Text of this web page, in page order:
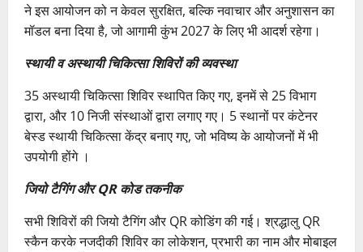
ने इस आयोजन को न केवल सुरक्षित, बल्कि नवाचार और अनुशासन का
मॉडल बना दिया है, जो आगामी कुंभ 2027 के लिए भी आदर्श रहेगा।
स्थायी व अस्थायी चिकित्सा शिविरों की व्यवस्था
35 अस्थायी चिकित्सा शिविर स्थापित किए गए, इनमें से 25 विभाग
द्वारा, और 10 निजी संस्थाओं द्वारा लगाए गए। 5 स्थानों पर कंटेनर
बेस्ड स्थायी चिकित्सा केंद्र बनाए गए, जो भविष्य के आयोजनों में भी
उपयोगी होंगे ।
जियो टैगिंग और QR कोड तकनीक
सभी शिविरों की जियो टैगिंग और QR कोडिंग की गई। श्रद्धालु QR
स्कैन करके नजदीकी शिविर का लोकेशन, प्रभारी का नाम और मोबाइल